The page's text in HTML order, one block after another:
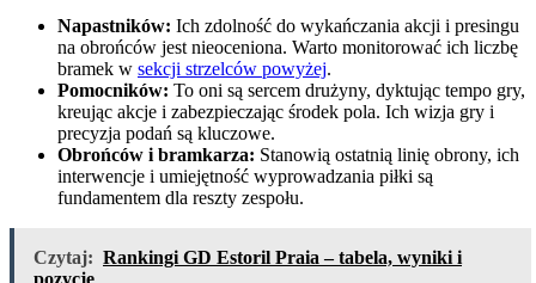
Napastników: Ich zdolność do wykańczania akcji i presingu
na obrońców jest nieoceniona. Warto monitorować ich liczbę
bramek w sekcji strzelców powyżej.
Pomocników: To oni są sercem drużyny, dyktując tempo gry,
kreując akcje i zabezpieczając środek pola. Ich wizja gry i
precyzja podań są kluczowe.
Obrońców i bramkarza: Stanowią ostatnią linię obrony, ich
interwencje i umiejętność wyprowadzania piłki są
fundamentem dla reszty zespołu.
Czytaj: Rankingi GD Estoril Praia – tabela, wyniki i